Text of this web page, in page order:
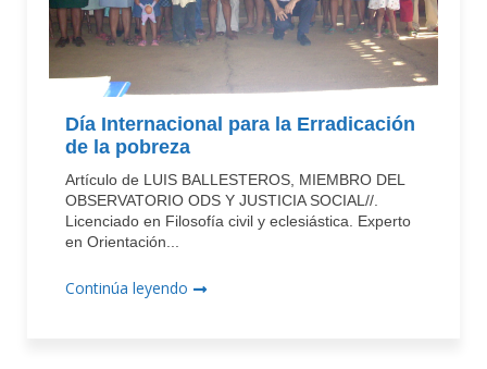
Día Internacional para la Erradicación
de la pobreza
Artículo de LUIS BALLESTEROS, MIEMBRO DEL
OBSERVATORIO ODS Y JUSTICIA SOCIAL//.
Licenciado en Filosofía civil y eclesiástica. Experto
en Orientación...
Continúa leyendo